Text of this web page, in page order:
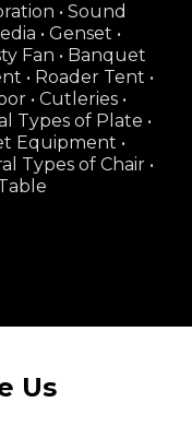
• Sound
• Genset •
Fan • Banquet
• Roader Tent •
• Cutleries •
Types of Plate •
Equipment •
Types of Chair •
Us